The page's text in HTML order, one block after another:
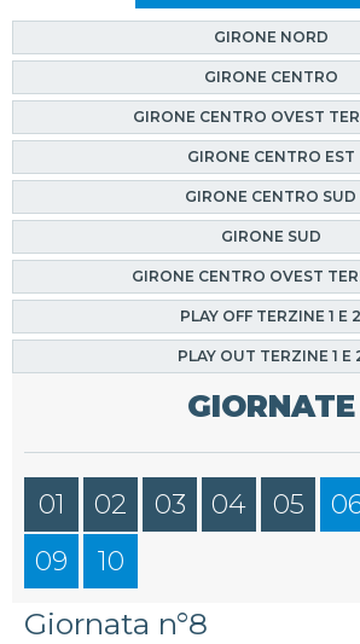
GIRONE NORD
GIRONE CENTRO
GIRONE CENTRO OVEST
GIRONE CENTRO EST
GIRONE CENTRO SUD
GIRONE SUD
GIRONE CENTRO OVEST
PLAY OFF TERZINE 1 E 2
PLAY OUT TERZINE 1 E
GIORNATE
01 02 03 04 05
09
10
Giornata n°8